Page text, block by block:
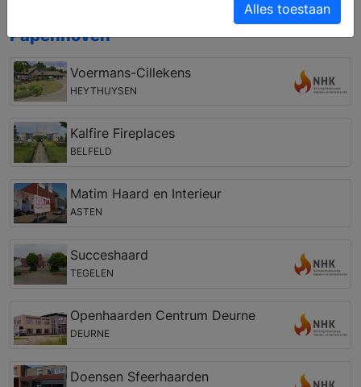
Open haarden winkel in de regio
Papenhoven
Voermans-Cillekens
HEYTHUYSEN
Kalfire Fireplaces
BELFELD
Matim Haard en Interieur
ASTEN
Succeshaard
TEGELEN
Openhaarden Centrum Deurne
DEURNE
Doensen Sfeerhaarden
Alles toestaan